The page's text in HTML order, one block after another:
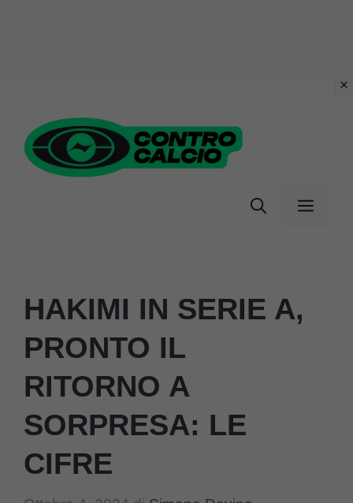
contenuto
Menu
HAKIMI IN SERIE A,
PRONTO IL
RITORNO A
SORPRESA: LE
CIFRE